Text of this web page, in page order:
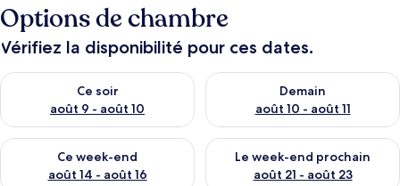
Options de chambre
Vérifiez la disponibilité pour ces dates.
Ce soir
août 9 - août 10
Vérifier la disponibilité pour ce soir août 9 - août 10
Demain
août 10 - août 11
Vérifier la disponibilité pour
Ce week-end
août 14 - août 16
Vérifier la disponibilité pour ce week-end août 14 - août 16
Le week-end prochain
août 21 - août 23
Vérifier la disponibilité pour